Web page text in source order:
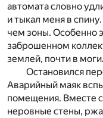
автомата словно
и тыкал меня в
чем зоны. Особенно
заброшенном
землей, почти в
Остановился
Аварийный маяк
помещения. Вместе
неровные стены,